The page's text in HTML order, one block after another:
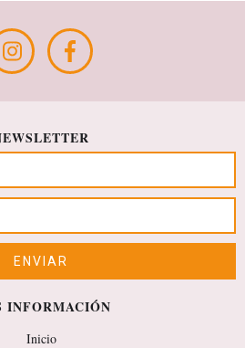
INFORMACIÓN
Inicio